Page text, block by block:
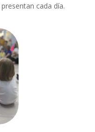
cada día.